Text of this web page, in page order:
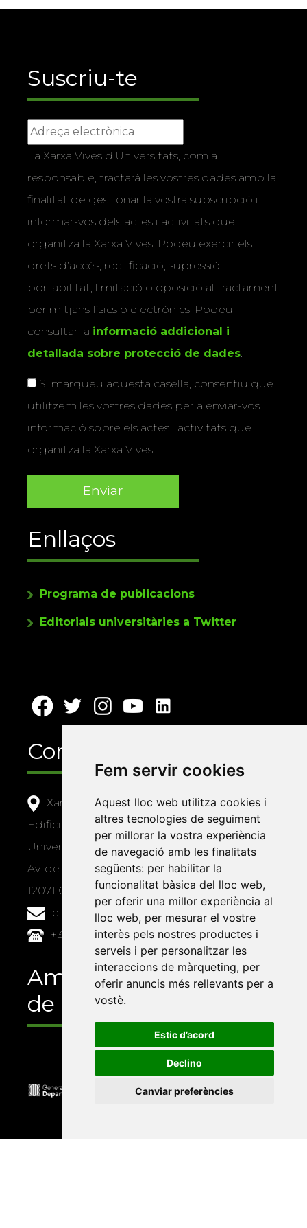
Fem servir cookies
Aquest lloc web utilitza cookies i
altres tecnologies de seguiment
per millorar la vostra experiència
de navegació amb les finalitats
següents: per habilitar la
funcionalitat bàsica del lloc web,
per oferir una millor experiència al
lloc web, per mesurar el vostre
interès pels nostres productes i
serveis i per personalitzar les
interaccions de màrqueting, per
oferir anuncis més rellevants per a
vostè.
Estic d’acord
Declino
Canviar preferències
Suscriu-te
La Xarxa Vives d’Universitats, com a
responsable, tractarà les vostres dades amb la
finalitat de gestionar la vostra subscripció i
informar-vos dels actes i activitats que
organitza la Xarxa Vives. Podeu exercir els
drets d’accés, rectificació, supressió,
portabilitat, limitació o oposició al tractament
per mitjans físics o electrònics. Podeu
consultar la informació addicional i
detallada sobre protecció de dades.
Si marqueu aquesta casella, consentiu que
utilitzem les vostres dades per a enviar-vos
informació sobre els actes i activitats que
organitza la Xarxa Vives.
Enllaços
Programa de publicacions
Editorials universitàries a Twitter
Contacte
Xarxa Vives d'Universitats
Edifici Àgora
Universitat Jaume I, local 10
Av. de Vicent Sos Baynat, s/n
12071 Castelló de la Plana
e-buc@vives.org
+34 964 72 89 93
Amb el suport
de